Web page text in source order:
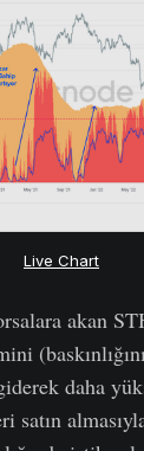
Live Chart
akan
daha
satın